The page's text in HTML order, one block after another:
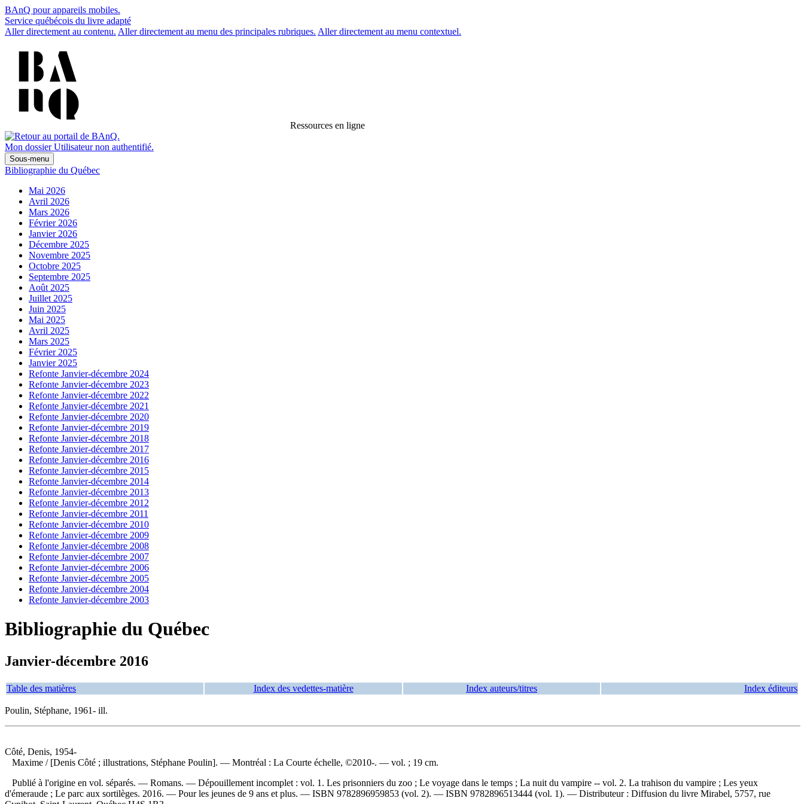
BAnQ pour appareils mobiles.
Service québécois du livre adapté
Aller directement au contenu. Aller directement au menu des principales rubriques. Aller directement au menu contextuel.
Ressources en ligne
Mon dossier Utilisateur non authentifié.
Sous-menu
Bibliographie du Québec
Mai 2026
Avril 2026
Mars 2026
Février 2026
Janvier 2026
Décembre 2025
Novembre 2025
Octobre 2025
Septembre 2025
Août 2025
Juillet 2025
Juin 2025
Mai 2025
Avril 2025
Mars 2025
Février 2025
Janvier 2025
Refonte Janvier-décembre 2024
Refonte Janvier-décembre 2023
Refonte Janvier-décembre 2022
Refonte Janvier-décembre 2021
Refonte Janvier-décembre 2020
Refonte Janvier-décembre 2019
Refonte Janvier-décembre 2018
Refonte Janvier-décembre 2017
Refonte Janvier-décembre 2016
Refonte Janvier-décembre 2015
Refonte Janvier-décembre 2014
Refonte Janvier-décembre 2013
Refonte Janvier-décembre 2012
Refonte Janvier-décembre 2011
Refonte Janvier-décembre 2010
Refonte Janvier-décembre 2009
Refonte Janvier-décembre 2008
Refonte Janvier-décembre 2007
Refonte Janvier-décembre 2006
Refonte Janvier-décembre 2005
Refonte Janvier-décembre 2004
Refonte Janvier-décembre 2003
Bibliographie du Québec
Janvier-décembre 2016
Table des matières Index des vedettes-matière Index auteurs/titres Index éditeurs
Poulin, Stéphane, 1961- ill.
Côté, Denis, 1954-
Maxime / [Denis Côté ; illustrations, Stéphane Poulin]. — Montréal : La Courte échelle, ©2010-. — vol. ; 19 cm.
Publié à l'origine en vol. séparés. — Romans. — Dépouillement incomplet : vol. 1. Les prisonniers du zoo ; Le voyage dans le temps ; La nuit du vampire -- vol. 2. La trahison du vampire ; Les yeux
d'émeraude ; Le parc aux sortilèges. 2016. — Pour les jeunes de 9 ans et plus. — ISBN 9782896959853 (vol. 2). — ISBN 9782896513444 (vol. 1). — Distributeur : Diffusion du livre Mirabel, 5757, rue